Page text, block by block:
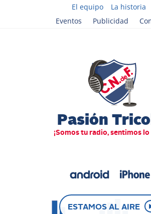
El equipo
La historia
Eventos
Publicidad
ESTAMOS AL AIRE